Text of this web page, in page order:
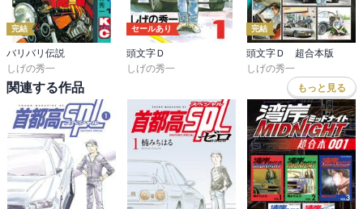
完結
バリバリ伝説
しげの秀一
セールあり
頭文字Ｄ
しげの秀一
完結
頭文字Ｄ 超合本版
しげの秀一
関連する作品 もっと見る